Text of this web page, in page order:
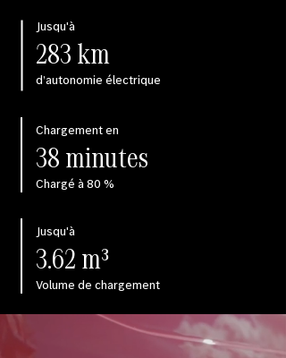
Jusqu'à
283 km
d’autonomie électrique
Chargement en
38 minutes
Chargé à 80 %
Jusqu'à
3.62 m³
Volume de chargement